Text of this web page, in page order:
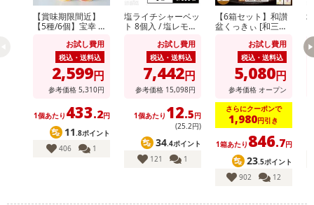
こちらの情報は2026年07月09日 時点での情報となります。
【賞味期限間近】
【5種/6個】宝幸 ホ
ツゼリーセレクショ
お試し費用
税込・送料込
2,599円
参考価格 5,310円
1個あたり 433.2円
11 .8ポイント
406
1
塩ライチシャーベッ
ト 8個入 / 塩レモン
/ フローズンドリン
クミックス コーラ
＆ソーダ 14個入
お試し費用
税込・送料込
7,442円
参考価格 15,098円
1個あたり 12.5円
(25 .2円)
34.4ポイント
121
1
【6箱セット】和讃
盆くっきぃ [和三盆/
木の実/黒糖]お試し費用
税込・送料込
5,080円
参考価格 オープン
さらにクーポンで
1,980円引き
1箱あたり 846.7円
23.5ポイント
902
12
/